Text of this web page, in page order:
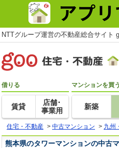
NTTグループ運営の不動産総合サイト
借りる
賃貸
店舗･
事業用
マンションを買う
新築
住宅・不動産 > 中古マンション > 九州
熊本県のタワーマンションの中古